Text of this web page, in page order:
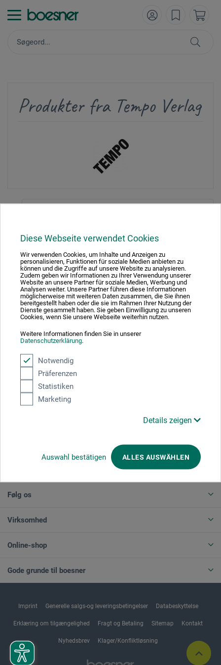
Diese Webseite verwendet Cookies
Wir verwenden Cookies, um Inhalte und Anzeigen zu
personalisieren, Funktionen für soziale Medien anbieten zu
können und die Zugriffe auf unsere Website zu analysieren.
Zudem geben wir Informationen zu Ihrer Verwendung unserer
Website an unsere Partner für soziale Medien, Werbung und
Analysen weiter. Unsere Partner führen diese Informationen
möglicherweise mit weiteren Daten zusammen, die Sie ihnen
bereitgestellt haben oder die sie im Rahmen Ihrer Nutzung der
Dienste gesammelt haben. Sie geben Einwilligung zu unseren
Cookies, wenn Sie unsere Webseite weiterhin nutzen.
Weitere Informationen finden Sie in unserer
Datenschutzerklärung.
Notwendig
Präferenzen
Statistiken
Marketing
Details zeigen
Auswahl bestätigen ALLES AUSWÄHLEN
Produkter fra Tempo Verlag
1
Absolut sikker
Betalingsmetoder
Følg os
Virksomhed
Online-shop
Gode grunde til boesner
Imprint Generelle salgs-og leveringsbetingelser Databeskyttelse
Erklæring om tilgængelighed Fragt og Betaling Sitemap Kontakt
Nyhedsbrev Klager/Konfliktløsning